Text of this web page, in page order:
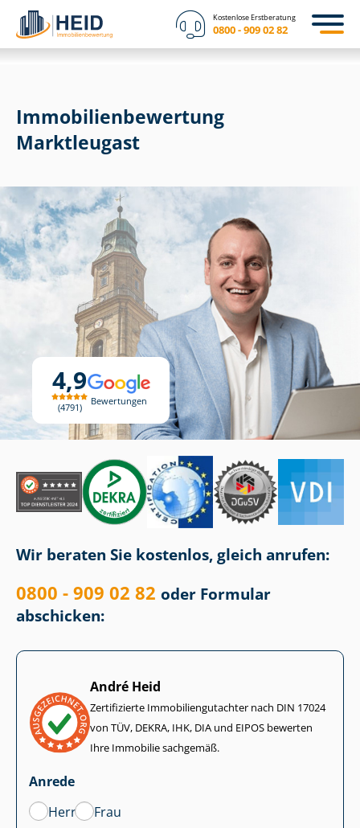
Kostenlose Erstberatung
0800 - 909 02 82
4,9
4791
Bewertungen
Immobilien­bewertung
Marktleugast
Wir beraten Sie kostenlos, gleich anrufen:
0800 - 909 02 82 oder Formular
abschicken:
André Heid
Zertifizierte Im­mo­bi­li­en­gut­ach­ter nach DIN 17024
von TÜV, DEKRA, IHK, DIA und EIPOS bewerten
Ihre Immobilie sachgemäß.
Anrede
Herr
Frau